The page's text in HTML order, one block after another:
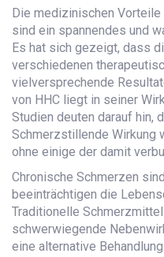
Die medizinischen Vorteile
sind ein spannendes und
Es hat sich gezeigt, dass
verschiedenen
vielversprechende
von HHC liegt in seiner
Studien deuten darauf hin,
Schmerzstillende Wirkung
ohne einige der damit
Chronische Schmerzen
beeinträchtigen die
Traditionelle
schwerwiegende
eine alternative